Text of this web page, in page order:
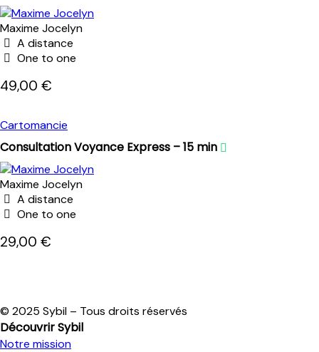
Maxime Jocelyn
A distance
One to one
49,00 €
Cartomancie
Consultation Voyance Express – 15 min
Maxime Jocelyn
A distance
One to one
29,00 €
© 2025 Sybil – Tous droits réservés
Découvrir Sybil
Notre mission